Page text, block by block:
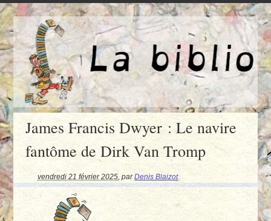
James Francis Dwyer : Le navire
fantôme de Dirk Van Tromp
vendredi 21 février 2025,parDenis Blaizot